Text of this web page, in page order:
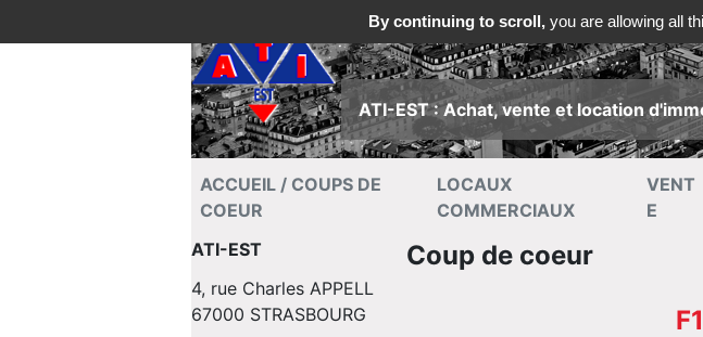
ATI-EST : Achat, vente et location
ACCUEIL / COUPS DE
COEUR
LOCAUX
COMMERCIAUX
VENT
E
ATI-EST
4, rue Charles APPELL
67000 STRASBOURG
Coup de coeur
By continuing to scroll,you are allowing all